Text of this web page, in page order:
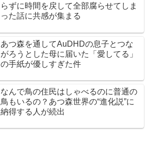
らずに時間を戻して全部腐らせてしま
った話に共感が集まる
あつ森を通してAuDHDの息子とつな
がろうとした母に届いた「愛してる」
の手紙が優しすぎた件
なんで鳥の住民はしゃべるのに普通の
鳥もいるの？あつ森世界の“進化説”に
納得する人が続出